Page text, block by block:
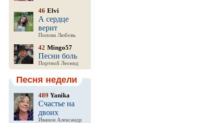
46 Elvi
А сердце
верит
Попова Любовь
42 Mingo57
Песни боль
Портной Леонид
Песня недели
489 Yanika
Счастье на
двоих
Иванов Александр